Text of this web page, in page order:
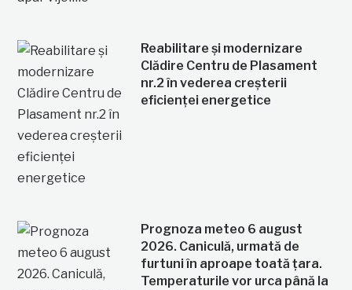
Reabilitare și modernizare
Clădire Centru de Plasament
nr.2 în vederea creșterii
eficienței energetice
Prognoza meteo 6 august
2026. Caniculă, urmată de
furtuni în aproape toată țara.
Temperaturile vor urca până la